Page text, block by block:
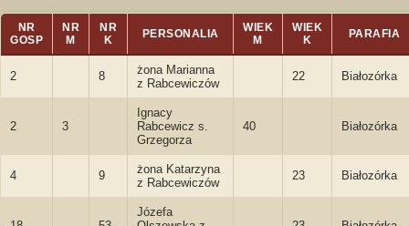
NR
GOSP
NR
M
NR
K
PERSONALIA
WIEK
M
WIEK
K
PARAFIA
2 8
żona Marianna
z Rabcewiczów
22 Białozórka
2 3
Ignacy
Rabcewicz s.
Grzegorza
40 Białozórka
4 9
żona Katarzyna
z Rabcewiczów
23 Białozórka
Józefa